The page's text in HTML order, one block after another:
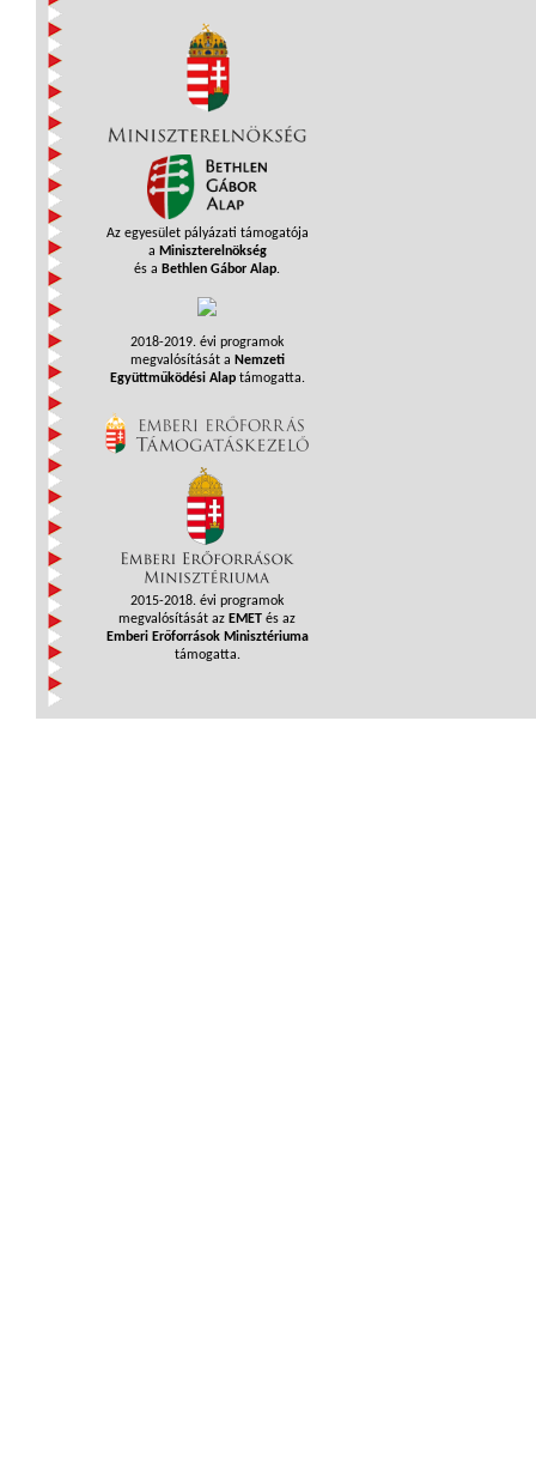
Az egyesület pályázati támogatója
a Miniszterelnökség
és a Bethlen Gábor Alap.
2018-2019. évi programok
megvalósítását a Nemzeti
Együttműködési Alaptámogatta.
2015-2018. évi programok
megvalósítását az EMET és az
Emberi Erőforrások Minisztériuma
támogatta.